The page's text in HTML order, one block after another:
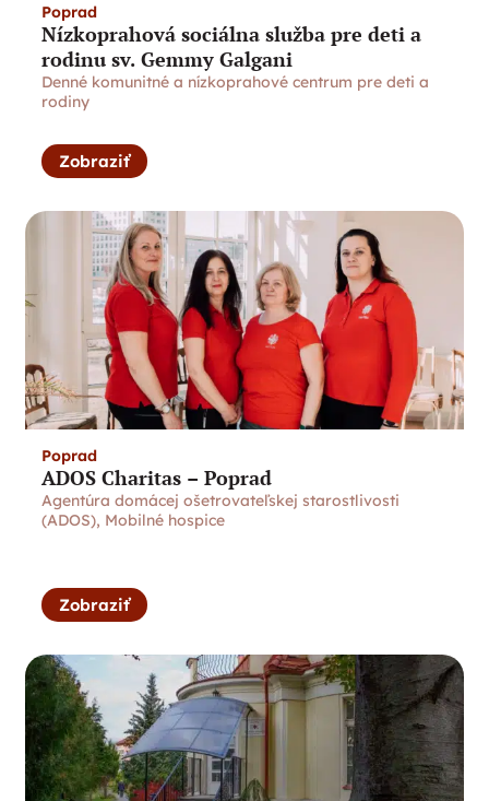
Poprad
Nízkoprahová sociálna služba pre deti a
rodinu sv. Gemmy Galgani
Denné komunitné a nízkoprahové centrum pre deti a
rodiny
Zobraziť
Poprad
ADOS Charitas – Poprad
Agentúra domácej ošetrovateľskej starostlivosti
(ADOS), Mobilné hospice
Zobraziť